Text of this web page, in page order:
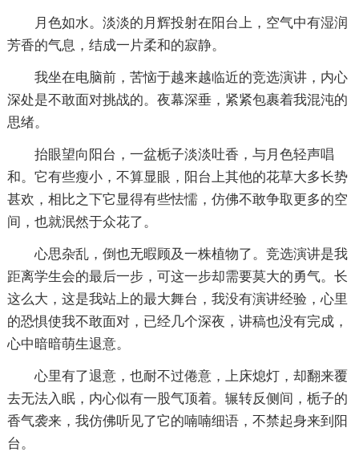
月色如水。淡淡的月辉投射在阳台上，空气中有湿润
芳香的气息，结成一片柔和的寂静。
我坐在电脑前，苦恼于越来越临近的竞选演讲，内心
深处是不敢面对挑战的。夜幕深垂，紧紧包裹着我混沌的
思绪。
抬眼望向阳台，一盆栀子淡淡吐香，与月色轻声唱
和。它有些瘦小，不算显眼，阳台上其他的花草大多长势
甚欢，相比之下它显得有些怯懦，仿佛不敢争取更多的空
间，也就泯然于众花了。
心思杂乱，倒也无暇顾及一株植物了。竞选演讲是我
距离学生会的最后一步，可这一步却需要莫大的勇气。长
这么大，这是我站上的最大舞台，我没有演讲经验，心里
的恐惧使我不敢面对，已经几个深夜，讲稿也没有完成，
心中暗暗萌生退意。
心里有了退意，也耐不过倦意，上床熄灯，却翻来覆
去无法入眠，内心似有一股气顶着。辗转反侧间，栀子的
香气袭来，我仿佛听见了它的喃喃细语，不禁起身来到阳
台。